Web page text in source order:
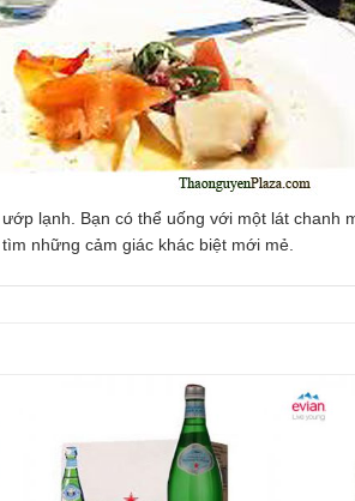
lạnh. Bạn có thể uống với một lát
những cảm giác khác biệt mới mẻ.